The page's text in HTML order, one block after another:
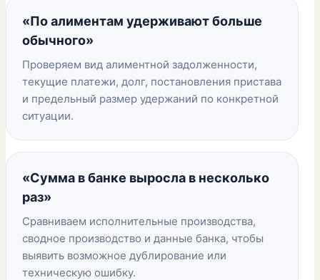
«По алиментам удерживают больше
обычного»
Проверяем вид алиментной задолженности,
текущие платежи, долг, постановления пристава
и предельный размер удержаний по конкретной
ситуации.
«Сумма в банке выросла в несколько
раз»
Сравниваем исполнительные производства,
сводное производство и данные банка, чтобы
выявить возможное дублирование или
техническую ошибку.